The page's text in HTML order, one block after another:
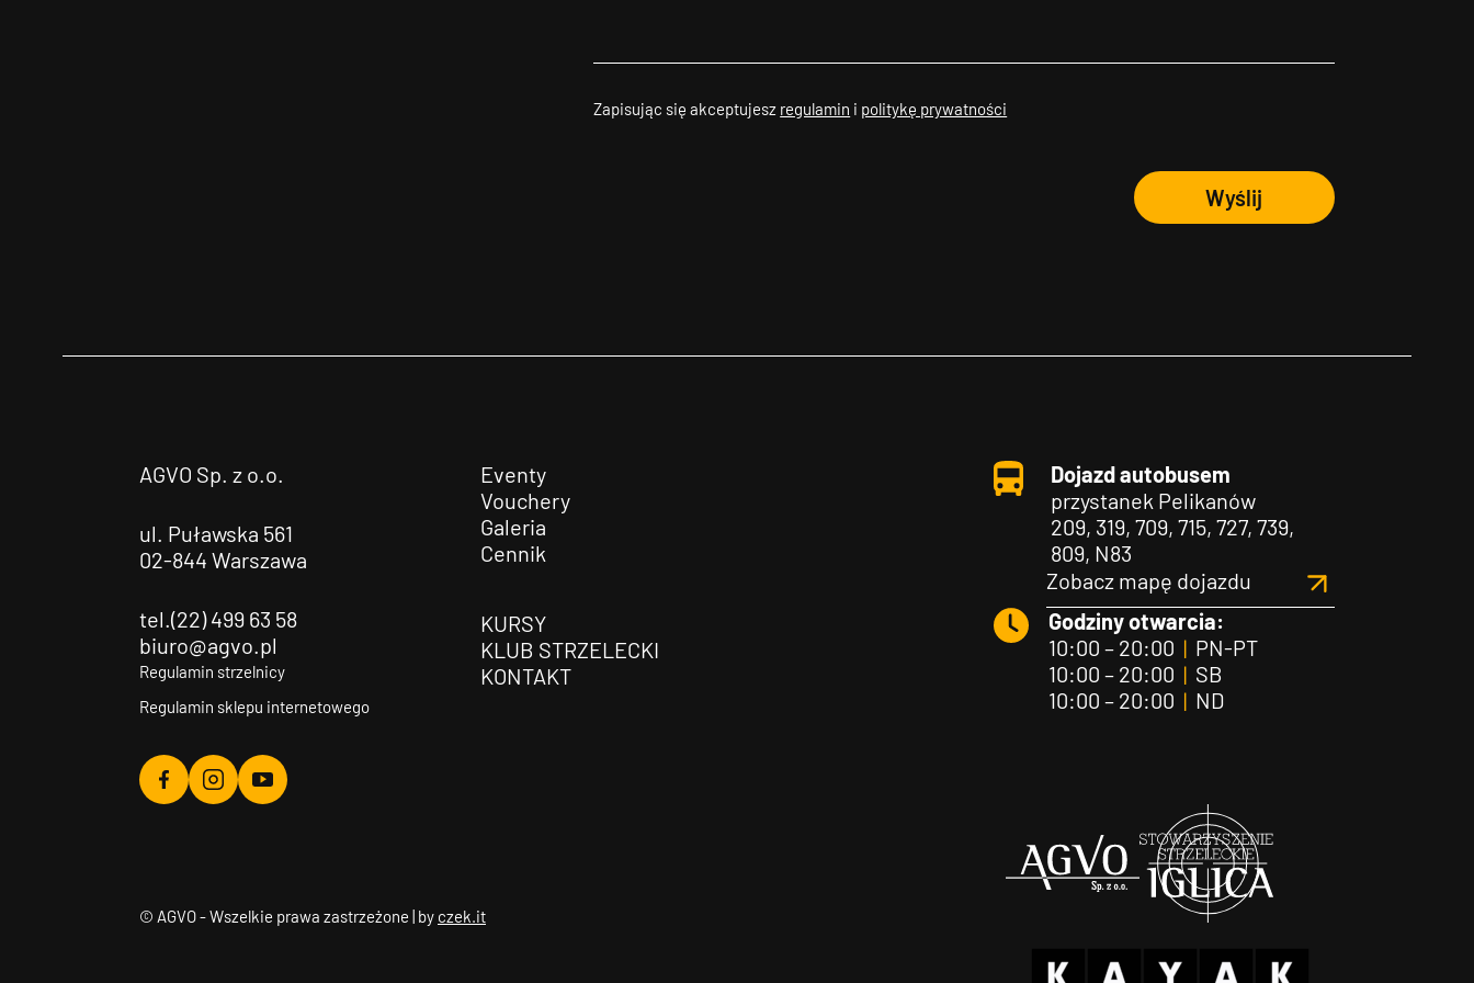
Zapisując się akceptujesz regulamin i politykę prywatności
Wyślij
AGVO Sp. z o.o.
ul. Puławska 561
02-844 Warszawa
tel.(22) 499 63 58
biuro@agvo.pl
Regulamin strzelnicy
Regulamin sklepu internetowego
Agvo
Agvo
Agvo
Eventy
Vouchery
Galeria
Cennik
KURSY
KLUB STRZELECKI
KONTAKT
Dojazd autobusem
przystanek Pelikanów
209, 319, 709, 715, 727, 739,
809, N83
Zobacz mapę dojazdu
Godziny otwarcia:
10:00 – 20:00 |PN-PT
10:00 – 20:00 |SB
10:00 – 20:00 |ND
© AGVO - Wszelkie prawa zastrzeżone | by czek.it
Agvo Iglica